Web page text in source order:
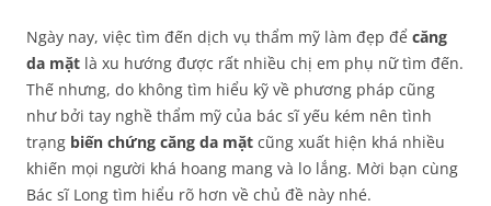
Ngày nay, việc tìm đến dịch vụ thẩm mỹ làm đẹp để căng
da mặt là xu hướng được rất nhiều chị em phụ nữ tìm đến.
Thế nhưng, do không tìm hiểu kỹ về phương pháp cũng
như bởi tay nghề thẩm mỹ của bác sĩ yếu kém nên tình
trạng biến chứng căng da mặt cũng xuất hiện khá nhiều
khiến mọi người khá hoang mang và lo lắng. Mời bạn cùng
Bác sĩ Long tìm hiểu rõ hơn về chủ đề này nhé.